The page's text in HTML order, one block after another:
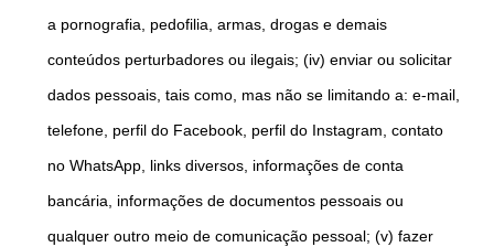
a pornografia, pedofilia, armas, drogas e demais
conteúdos perturbadores ou ilegais; (iv) enviar ou solicitar
dados pessoais, tais como, mas não se limitando a: e-mail,
telefone, perfil do Facebook, perfil do Instagram, contato
no WhatsApp, links diversos, informações de conta
bancária, informações de documentos pessoais ou
qualquer outro meio de comunicação pessoal; (v) fazer